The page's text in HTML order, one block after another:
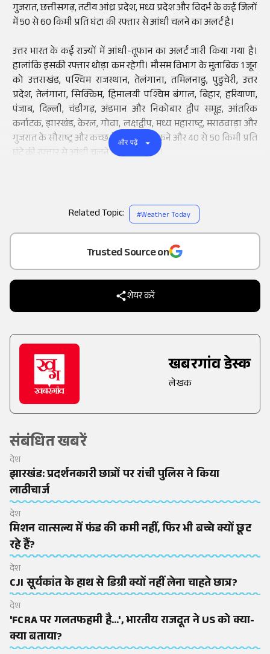
as a
Trusted Source on
शेयर करें
खबरगांव डेस्क
लेखक
संबंधित खबरें
देश
झारखंड: प्रदर्शनकारी छात्रों पर रांची पुलिस ने किया
लाठीचार्ज
देश
मिशन वात्सल्य में फंड की कमी नहीं, फिर भी बच्चे क्यों छूट
रहे हैं?
देश
CJI सूर्यकांत के हाथ से डिग्री क्यों नहीं लेना चाहते छात्र?
देश
'FCRA पर गलतफहमी है...', भारतीय राजदूत ने US को क्या-
क्या बताया?
गुजरात, छत्तीसगढ़, तटीय आंध्र प्रदेश, मध्य प्रदेश और विदर्भ के कई जिलों
में 50 से 60 किमी प्रति घंटा की रफ्तार से आंधी चलने का अलर्ट है।
उत्तर भारत के कई राज्यों में आंधी-तूफान का अलर्ट जारी किया गया है।
हालांकि इसकी रफ्तार थोड़ा कम रहेगी। मौसम विभाग के मुताबिक 1 जून
को उत्तराखंड, पश्चिम राजस्थान, तेलंगाना, तमिलनाडु, पुडुचेरी, उत्तर
प्रदेश, तेलंगाना, सिक्किम, हिमालयी पश्चिम बंगाल, बिहार, हरियाणा,
पंजाब, दिल्ली, चंडीगढ़, अंडमान और निकोबार द्वीप समूह, आंतरिक
कर्नाटक, झारखंड, केरल, गोवा, लक्षद्वीप, मध्य महाराष्ट्र, मराठवाड़ा और
गुजरात के सौराष्ट्र और कच्छ में बिजली कड़कने और 40 से 50 किमी प्रति
घंटे की रफ्तार से आंधी चलने की संभावना है।
और पढ़ें
Related Topic: #Weather Today